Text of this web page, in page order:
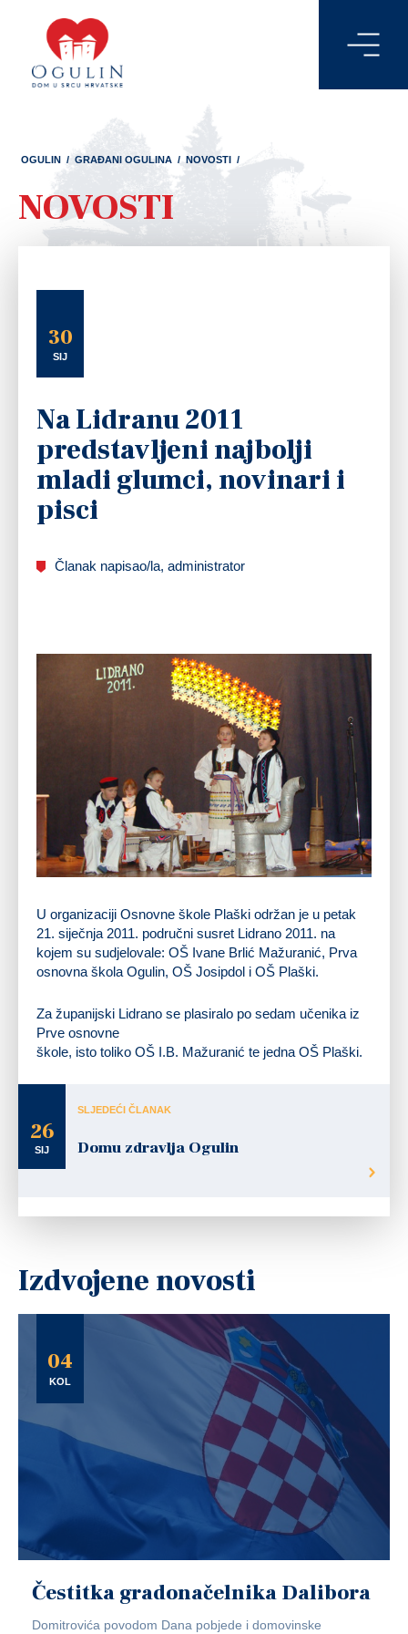
OGULIN / GRAĐANI OGULINA / NOVOSTI /
NOVOSTI
30
SIJ
Na Lidranu 2011
predstavljeni najbolji
mladi glumci, novinari i
pisci
Članak napisao/la, administrator
U organizaciji Osnovne škole Plaški održan je u petak
21. siječnja 2011. područni susret Lidrano 2011. na
kojem su sudjelovale: OŠ Ivane Brlić Mažuranić, Prva
osnovna škola Ogulin, OŠ Josipdol i OŠ Plaški.
Za županijski Lidrano se plasiralo po sedam učenika iz
Prve osnovne
škole, isto toliko OŠ I.B. Mažuranić te jedna OŠ Plaški.
26
SIJ
SLJEDEĆI ČLANAK
Domu zdravlja Ogulin
Izdvojene novosti
04
KOL
Čestitka gradonačelnika Dalibora
Domitrovića povodom Dana pobjede i domovinske